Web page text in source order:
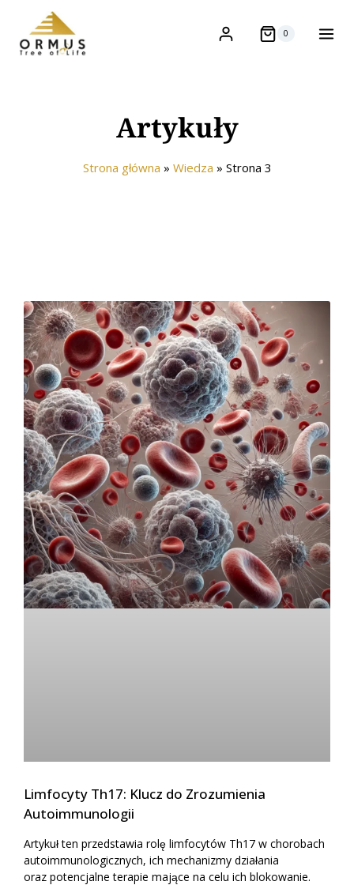
0
Artykuły
Strona główna » Wiedza » Strona 3
Limfocyty Th17: Klucz do Zrozumienia
Autoimmunologii
Artykuł ten przedstawia rolę limfocytów Th17 w chorobach
autoimmunologicznych, ich mechanizmy działania
oraz potencjalne terapie mające na celu ich blokowanie.